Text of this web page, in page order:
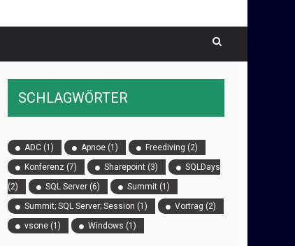
SCHLAGWÖRTER
ADC (1) Apnoe (1) Freediving (2)
Konferenz (7) Sharepoint (3)
SQLDays
(2)
SQL Server (6) Summit (1)
Summit; SQL Server; Session (1) Vortrag (2)
vsone (1) Windows (1)